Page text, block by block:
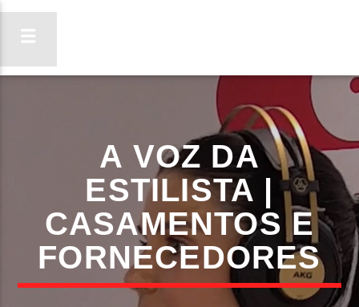
ON FM
LIGA-TE
A VOZ DA
ESTILISTA |
CASAMENTOS E
FORNECEDORES